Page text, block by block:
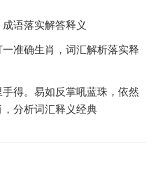
语落实解答释义
准确生肖，词汇解析落实释
得。易如反掌吼蓝珠，依然
分析词汇释义经典